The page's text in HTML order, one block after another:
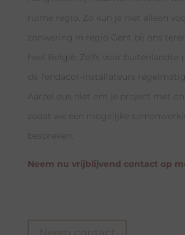
ruime regio. Zo kun je niet alleen
zonwering in regio Gent bij ons
heel België. Zelfs voor buitenlandse
de Tendacor-installateurs
Aarzel dus niet om je project met
zodat we een mogelijke
bespreken.
Neem nu vrijblijvend contact op